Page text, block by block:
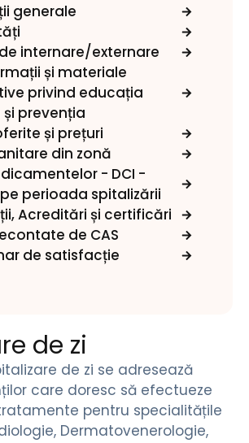
generale
internare/externare
și materiale
privind educația
prevenția
și prețuri
din zonă​
- DCI -
perioada spitalizării
Acreditări și certificări
de CAS
de satisfacție
de zi
de zi se adresează
care doresc să efectueze
pentru specialitățile
Dermatovenerologie,